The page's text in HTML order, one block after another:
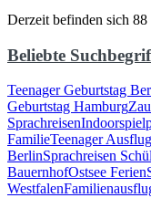
Derzeit befinden sich 88
Beliebte
Teenager Geburtstag
Geburtstag Hamburg
Sprachreisen
FamilieTeenager Ausflug
BerlinSprachreisen
BauernhofOstsee Ferien
Westfalen